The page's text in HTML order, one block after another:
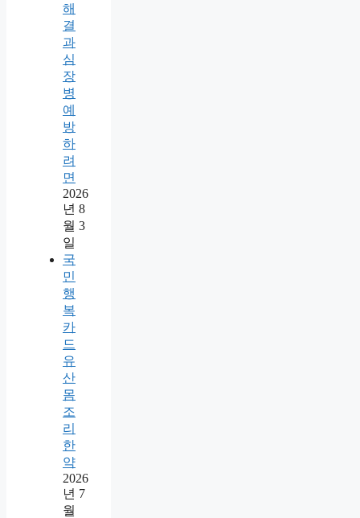
해
결
과
심
장
병
예
방
하
려
면
2026
년 8
월 3
일
국
민
행
복
카
드
유
산
몸
조
리
한
약
2026
년 7
월